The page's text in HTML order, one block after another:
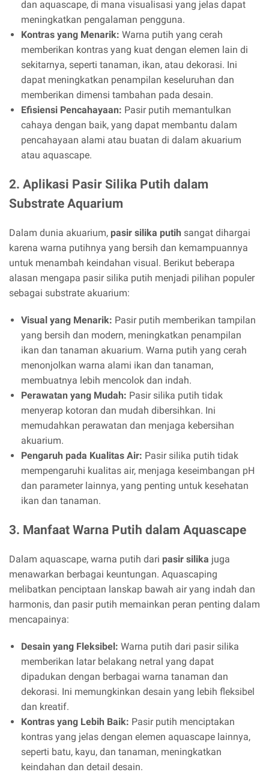
dan aquascape, di mana visualisasi yang jelas dapat
meningkatkan pengalaman pengguna.
Kontras yang Menarik: Warna putih yang cerah
memberikan kontras yang kuat dengan elemen lain di
sekitarnya, seperti tanaman, ikan, atau dekorasi. Ini
dapat meningkatkan penampilan keseluruhan dan
memberikan dimensi tambahan pada desain.
Efisiensi Pencahayaan: Pasir putih memantulkan
cahaya dengan baik, yang dapat membantu dalam
pencahayaan alami atau buatan di dalam akuarium
atau aquascape.
2. Aplikasi Pasir Silika Putih dalam
Substrate Aquarium
Dalam dunia akuarium, pasir silika putih sangat dihargai
karena warna putihnya yang bersih dan kemampuannya
untuk menambah keindahan visual. Berikut beberapa
alasan mengapa pasir silika putih menjadi pilihan populer
sebagai substrate akuarium:
Visual yang Menarik: Pasir putih memberikan tampilan
yang bersih dan modern, meningkatkan penampilan
ikan dan tanaman akuarium. Warna putih yang cerah
menonjolkan warna alami ikan dan tanaman,
membuatnya lebih mencolok dan indah.
Perawatan yang Mudah: Pasir silika putih tidak
menyerap kotoran dan mudah dibersihkan. Ini
memudahkan perawatan dan menjaga kebersihan
akuarium.
Pengaruh pada Kualitas Air: Pasir silika putih tidak
mempengaruhi kualitas air, menjaga keseimbangan pH
dan parameter lainnya, yang penting untuk kesehatan
ikan dan tanaman.
3. Manfaat Warna Putih dalam Aquascape
Dalam aquascape, warna putih dari pasir silika juga
menawarkan berbagai keuntungan. Aquascaping
melibatkan penciptaan lanskap bawah air yang indah dan
harmonis, dan pasir putih memainkan peran penting dalam
mencapainya:
Desain yang Fleksibel: Warna putih dari pasir silika
memberikan latar belakang netral yang dapat
dipadukan dengan berbagai warna tanaman dan
dekorasi. Ini memungkinkan desain yang lebih fleksibel
dan kreatif.
Kontras yang Lebih Baik: Pasir putih menciptakan
kontras yang jelas dengan elemen aquascape lainnya,
seperti batu, kayu, dan tanaman, meningkatkan
keindahan dan detail desain.